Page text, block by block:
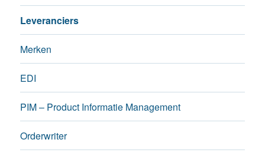
Leveranciers
Merken
EDI
PIM – Product Informatie Management
Orderwriter